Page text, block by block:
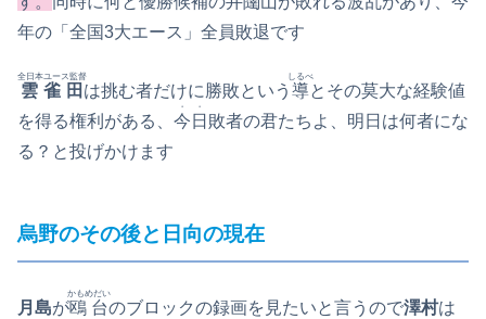
年の「全国3大エース」全員敗退です
雲雀田
全日本ユース監督
は挑む者だけに勝敗という 導
しるべ
とその莫大な経験値
を得る権利がある、 今日
・・
敗者の君たちよ、明日は何者にな
る？と投げかけます
烏野のその後と日向の現在
月島が鴎台
かもめだい
のブロックの録画を見たいと言うので澤村は